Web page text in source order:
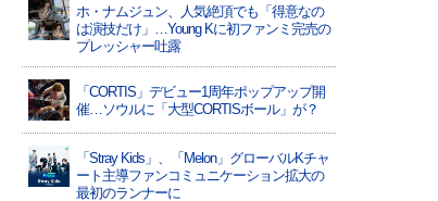
ホ・ナムジュン、人気絶頂でも「得意なの
は演技だけ」…Young Kに初ファンミ完売の
プレッシャー吐露
「CORTIS」デビュー1周年ポップアップ開
催…ソウルに「大型CORTISボール」が？
「Stray Kids」、「Melon」グローバルKチャ
ート主導ファンコミュニケーション拡大の
最初のランナーに